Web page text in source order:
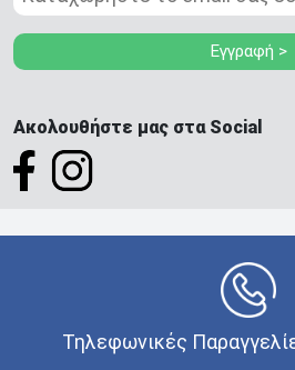
Εγγραφή >
Ακολουθήστε μας στα Social
Τηλεφωνικές